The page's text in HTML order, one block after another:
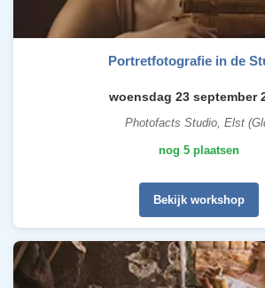
Portretfotografie in de
woensdag 23 september
Photofacts Studio, Elst
nog 5 plaatsen
Bekijk workshop